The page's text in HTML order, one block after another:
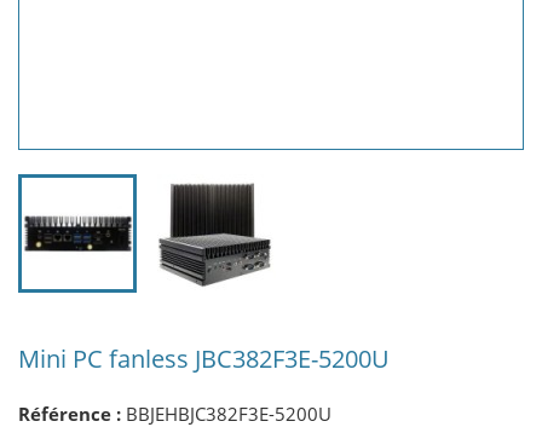
Mini PC fanless JBC382F3E-5200U
Référence : BBJEHBJC382F3E-5200U